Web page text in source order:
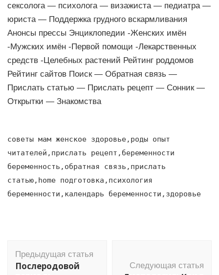
сексолога — психолога — визажиста — педиатра —
юриста — Поддержка грудного вскармливания
Анонсы прессы Энциклопедии -Женских имён
-Мужских имён -Первой помощи -Лекарственных
средств -Целебных растений Рейтинг роддомов
Рейтинг сайтов Поиск — Обратная связь —
Прислать статью — Прислать рецепт — Сонник —
Открытки — Знакомства
советы мам женское здоровье,роды опыт
читателей,прислать рецепт,беременности
беременность,обратная связь,прислать
статью,home подготовка,психология
беременности,календарь беременности,здоровье
по
Предыдущая статья
Послеродовой
Следующая статья